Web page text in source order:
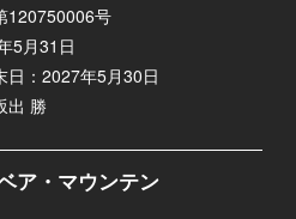
120750006号
5月31日
日：2027年5月30日
出 勝
ア・マウンテン